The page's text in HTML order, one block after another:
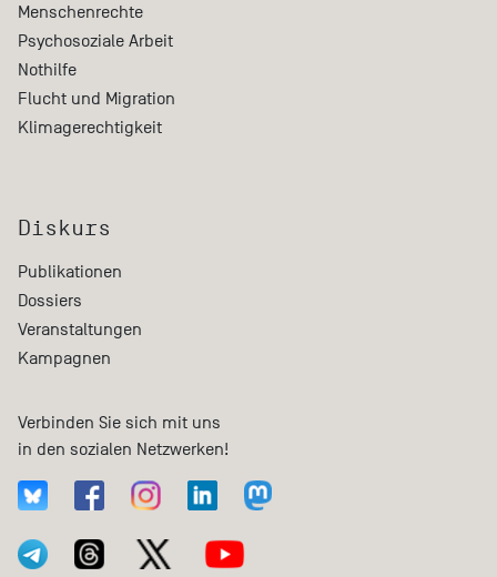
Menschenrechte
Psychosoziale Arbeit
Nothilfe
Flucht und Migration
Klimagerechtigkeit
Diskurs
Publikationen
Dossiers
Veranstaltungen
Kampagnen
Verbinden Sie sich mit uns
in den sozialen Netzwerken!